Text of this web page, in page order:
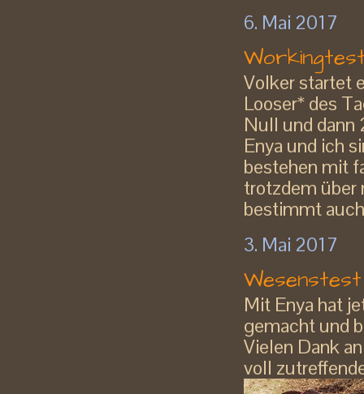
6. Mai 2017
Volker startet
Looser* des
Null und dann
Enya und ich
bestehen mit
trotzdem über
bestimmt
3. Mai 2017
Mit Enya hat
gemacht und
Vielen Dank
voll